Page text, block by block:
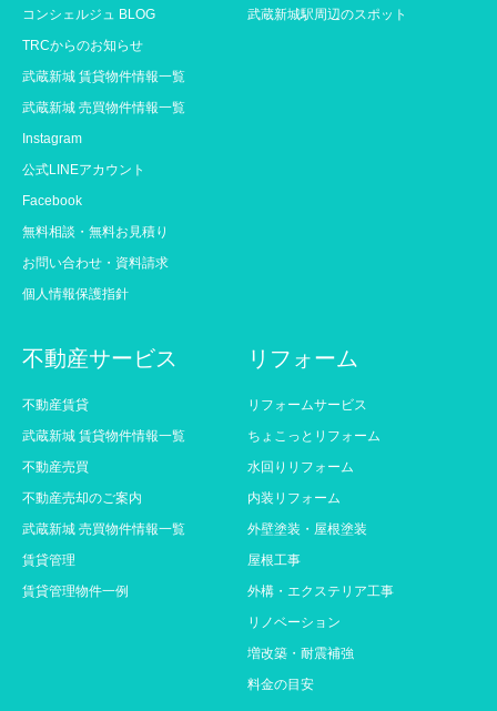
コンシェルジュ BLOG
TRCからのお知らせ
武蔵新城 賃貸物件情報一覧
武蔵新城 売買物件情報一覧
Instagram
公式LINEアカウント
Facebook
無料相談・無料お見積り
お問い合わせ・資料請求
個人情報保護指針
武蔵新城駅周辺のスポット
不動産サービス
不動産賃貸
武蔵新城 賃貸物件情報一覧
不動産売買
不動産売却のご案内
武蔵新城 売買物件情報一覧
賃貸管理
賃貸管理物件一例
リフォーム
リフォームサービス
ちょこっとリフォーム
水回りリフォーム
内装リフォーム
外壁塗装・屋根塗装
屋根工事
外構・エクステリア工事
リノベーション
増改築・耐震補強
料金の目安